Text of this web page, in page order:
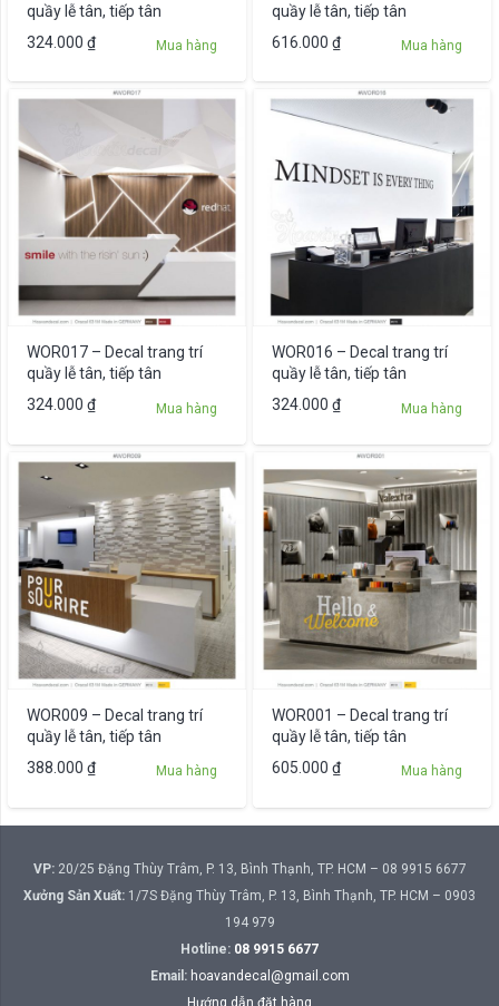
quầy lễ tân, tiếp tân
324.000 ₫ Mua hàng
quầy lễ tân, tiếp tân
616.000 ₫ Mua hàng
WOR017 – Decal trang trí
quầy lễ tân, tiếp tân
324.000 ₫ Mua hàng
WOR016 – Decal trang trí
quầy lễ tân, tiếp tân
324.000 ₫ Mua hàng
WOR009 – Decal trang trí
quầy lễ tân, tiếp tân
388.000 ₫ Mua hàng
WOR001 – Decal trang trí
quầy lễ tân, tiếp tân
605.000 ₫ Mua hàng
VP:20/25 Đặng Thùy Trâm, P. 13, Bình Thạnh, TP. HCM – 08 9915 6677
Xưởng Sản Xuất: 1/7S Đặng Thùy Trâm, P. 13, Bình Thạnh, TP. HCM – 0903
194 979
Hotline: 08 9915 6677
Email: hoavandecal@gmail.com
Hướng dẫn đặt hàng